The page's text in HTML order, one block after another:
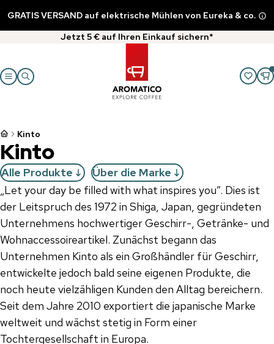
GRATIS VERSAND auf elektrische Mühlen von Eureka & co.
Jetzt 5 € auf Ihren Einkauf sichern*
Kinto
Kinto
Alle Produkte
Über die Marke
„Let your day be filled with what inspires you”. Dies ist
der Leitspruch des 1972 in Shiga, Japan, gegründeten
Unternehmens hochwertiger Geschirr-, Getränke- und
Wohnaccessoireartikel. Zunächst begann das
Unternehmen Kinto als ein Großhändler für Geschirr,
entwickelte jedoch bald seine eigenen Produkte, die
noch heute vielzähligen Kunden den Alltag bereichern.
Seit dem Jahre 2010 exportiert die japanische Marke
weltweit und wächst stetig in Form einer
Tochtergesellschaft in Europa.